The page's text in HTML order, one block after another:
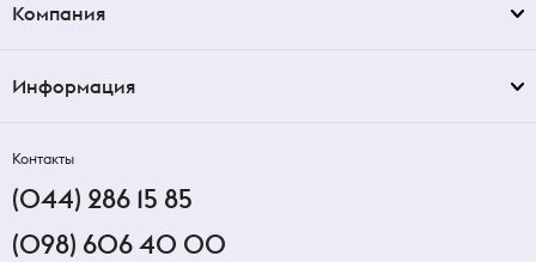
Компания
Информация
Контакты
(044) 286 15 85
(098) 606 40 00